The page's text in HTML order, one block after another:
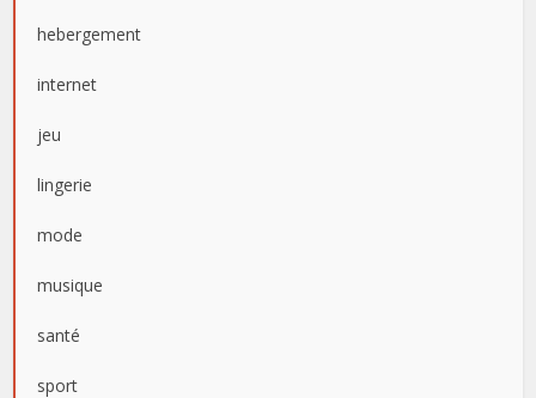
hebergement
internet
jeu
lingerie
mode
musique
santé
sport